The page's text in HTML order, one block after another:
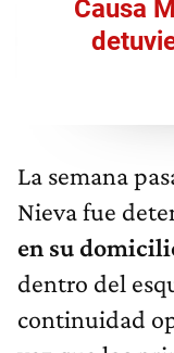
Causa
La semana
Nieva fue
en su
dentro del
continuidad